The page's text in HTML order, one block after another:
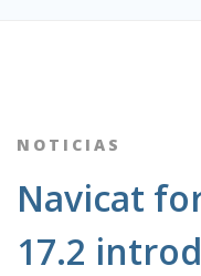
NOTICIAS
Navicat
17.2